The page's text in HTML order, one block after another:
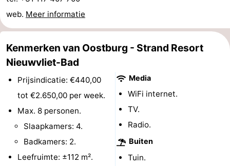
Natuur
Het
Zwin
West-
Vlaanderen
-
Brugge
-
Kust
-
Heist
Zeebrugge
-
web. Meer informatie
Kenmerken van Oostburg - Strand Resort
Nieuwvliet-Bad
Prijsindicatie: €440,00
tot €2.650,00 per week.
Max. 8 personen.
Slaapkamers: 4.
Badkamers: 2.
Leefruimte: ±112 m².
Media
WiFi internet.
TV.
Radio.
Buiten
Tuin.